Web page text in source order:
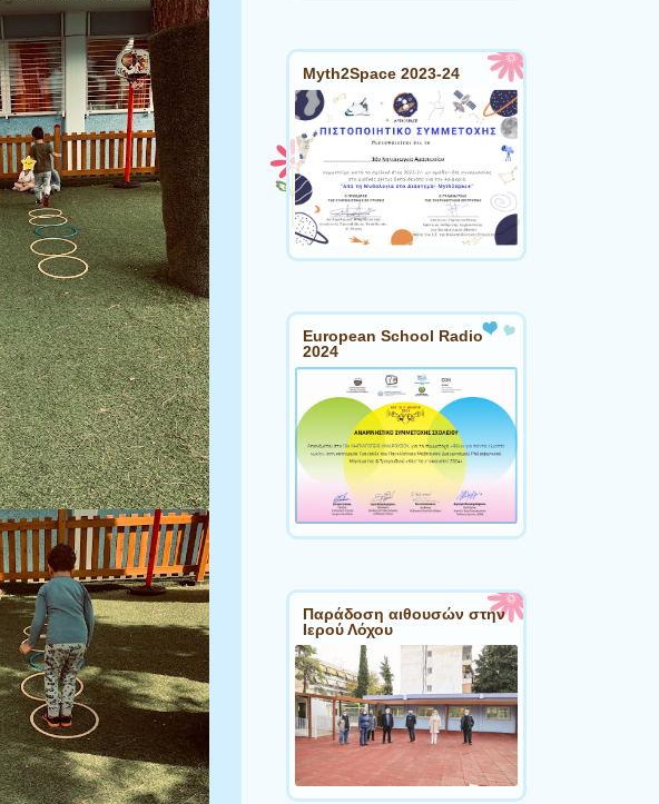
Myth2Space 2023-24
European School Radio
2024
Παράδοση αιθουσών στην
Ιερού Λόχου